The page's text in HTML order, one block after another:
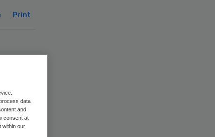
Print
data
and
consent at
within our